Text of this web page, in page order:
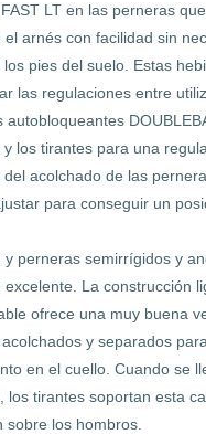
LT en las perneras
el arnés con facilidad sin
los pies del suelo. Estas
las regulaciones entre
autobloqueantes
los tirantes para una
del acolchado de las
para conseguir un
y perneras semirrígidos y
excelente. La construcción
ofrece una muy buena
y separados
en el cuello. Cuando se
los tirantes soportan esta
sobre los hombros.